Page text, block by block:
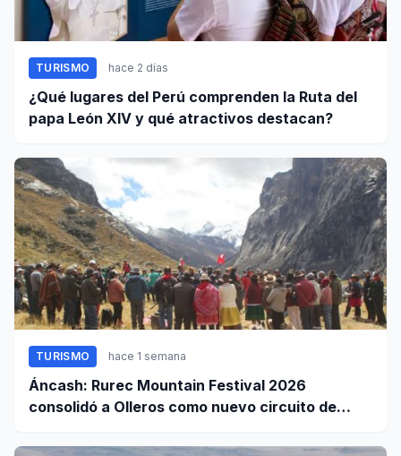
TURISMO hace 2 días
¿Qué lugares del Perú comprenden la Ruta del
papa León XIV y qué atractivos destacan?
TURISMO hace 1 semana
Áncash: Rurec Mountain Festival 2026
consolidó a Olleros como nuevo circuito de